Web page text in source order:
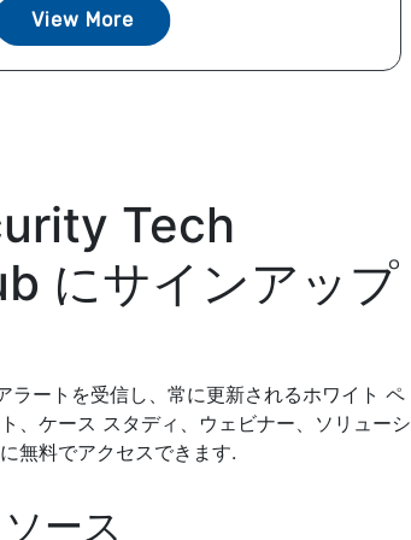
View More
Tech
にサインアップ
ラートを受信し、常に更新されるホワイト ペ
、ケース スタディ、ウェビナー、ソリューシ
無料でアクセスできます.
ース